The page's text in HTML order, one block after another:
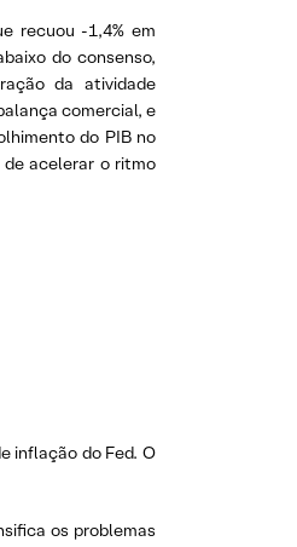
recuou -1,4% em
do consenso,
da atividade
comercial, e
do PIB no
de acelerar o ritmo
inflação do Fed. O
os problemas